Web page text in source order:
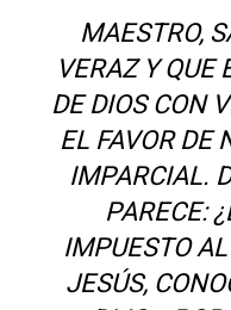
MAESTRO,
VERAZ Y QUE
DE DIOS CON
EL FAVOR DE
IMPARCIAL.
PARECE:
IMPUESTO
JESÚS,